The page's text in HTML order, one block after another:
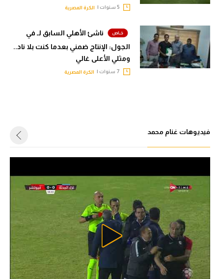
الكرة المصرية
ناشئ الأهلي السابق لـ في
الجول: الإنتاج ضمني بعدما كنت بلا ناد..
ومثلي الأعلى غالي
الكرة المصرية
فيديوهات غنام محمد